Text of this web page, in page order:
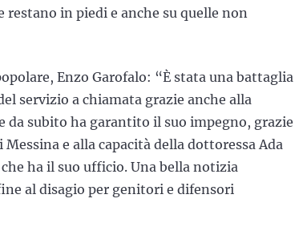
in piedi e anche su quelle non
Enzo Garofalo: “È stata una battaglia
servizio a chiamata grazie anche alla
subito ha garantito il suo impegno, grazie
e alla capacità della dottoressa Ada
ha il suo ufficio. Una bella notizia
al disagio per genitori e difensori